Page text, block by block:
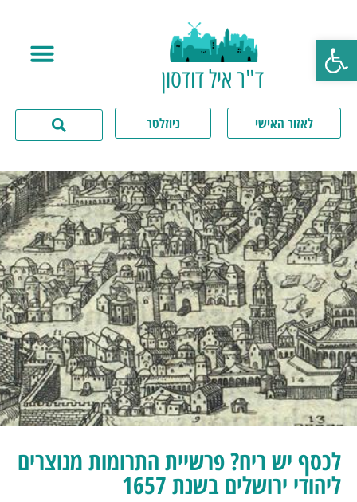
פתח סרגל נגישות
ד"ר איל דודסון
לאזור האישי ניוזלטר
לכסף יש ריח? פרשיית התרומות מנוצרים
ליהודי ירושלים בשנת 1657